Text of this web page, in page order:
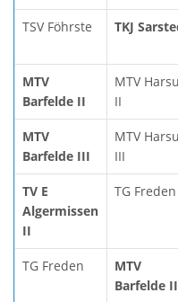
TSV Föhrste TKJ
MTV
Barfelde II
MTV
II
MTV
Barfelde III
MTV
III
TV E
Algermissen
II
TG Freden
TG Freden
MTV
Barfelde